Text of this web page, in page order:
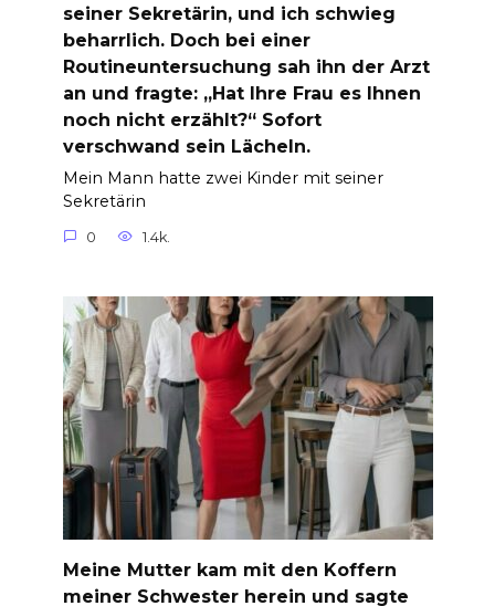
seiner Sekretärin, und ich schwieg
beharrlich. Doch bei einer
Routineuntersuchung sah ihn der Arzt
an und fragte: „Hat Ihre Frau es Ihnen
noch nicht erzählt?“ Sofort
verschwand sein Lächeln.
Mein Mann hatte zwei Kinder mit seiner
Sekretärin
0 1.4k.
Meine Mutter kam mit den Koffern
meiner Schwester herein und sagte